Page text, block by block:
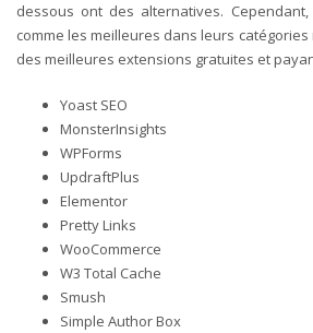
dessous ont des alternatives.
comme les meilleures dans leurs catégories
des meilleures extensions gratuites et
Yoast SEO
MonsterInsights
WPForms
UpdraftPlus
Elementor
Pretty Links
WooCommerce
W3 Total Cache
Smush
Simple Author Box